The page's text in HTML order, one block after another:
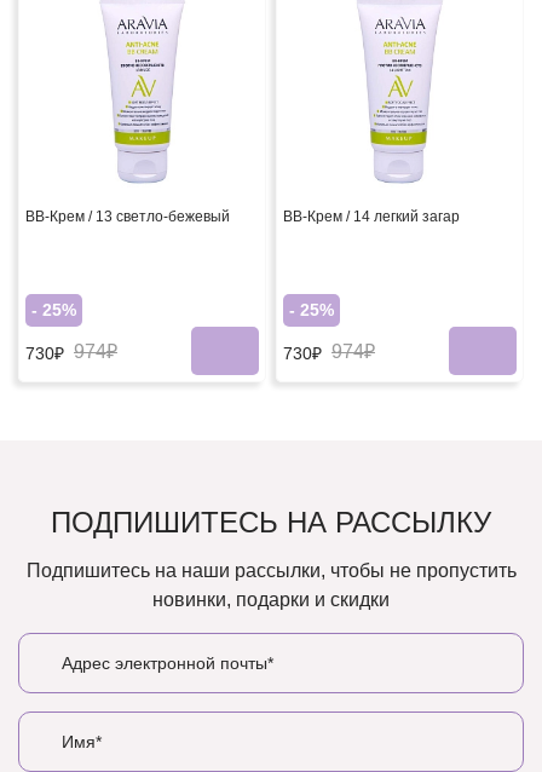
ВВ-Крем / 13 светло-бежевый
- 25%
730₽ 974₽
ВВ-Крем / 14 легкий загар
- 25%
730₽ 974₽
ПОДПИШИТЕСЬ НА РАССЫЛКУ
Подпишитесь на наши рассылки, чтобы не пропустить
новинки, подарки и скидки